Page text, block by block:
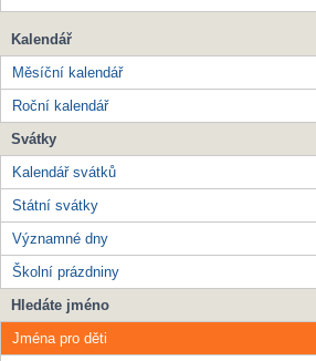
Kalendář
Měsíční kalendář
Roční kalendář
Svátky
Kalendář svátků
Státní svátky
Významné dny
Školní prázdniny
Hledáte jméno
Jména pro děti